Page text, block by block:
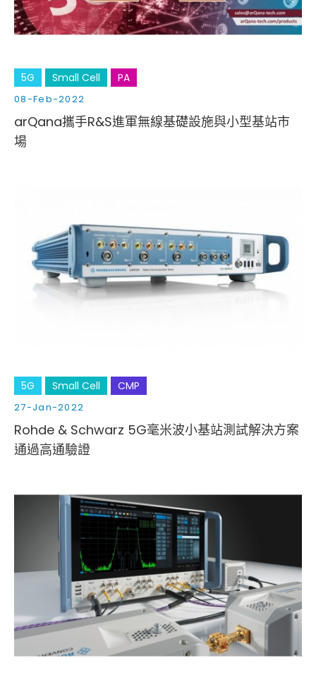
5G Small Cell PA
08-Feb-2022
arQana攜手R&S進軍無線基礎設施與小型基站市
場
5G Small Cell CMP
27-Jan-2022
Rohde & Schwarz 5G毫米波小基站測試解決方案
通過高通驗證